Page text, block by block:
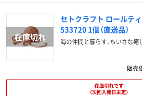
セトクラフト ロールテ
533720 1個（直送品）
海の仲間と暮らす、ちいさな癒
販売
在庫切れです
（次回入荷日未定）